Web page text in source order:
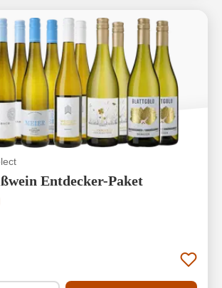
Entdecker-Paket
Bewertung von 4.83 von 5 Sternen